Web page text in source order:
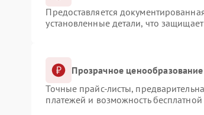
Предоставляется
установленные детали, что
Прозрачное
Точные прайс-листы,
платежей и возможность